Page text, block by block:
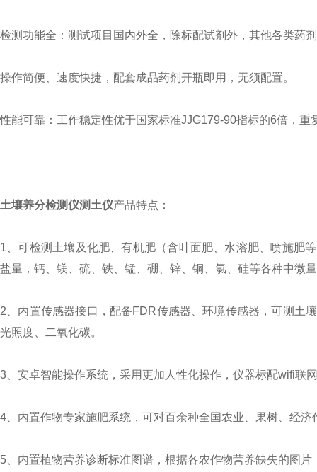
检测功能全：测试项目国内外全，除标配试剂外，其他各类药
操作简便、速度快捷，配套成品药剂开瓶即用，无须配置。
性能可靠：工作稳定性优于国家标准JJG179-90指标的6倍，
土壤养分检测仪测土仪产品特点：
1、可检测土壤及化肥、有机肥（含叶面肥、水溶肥、喷施肥
盐量，钙、镁、硫、铁、锰、硼、锌、铜、氯、硅等各种中微
2、内置传感器接口，配备FDR传感器、环境传感器，可测土
光照度、二氧化碳。
3、安卓智能操作系统，采用更加人性化操作，仪器标配wifi联
4、内置作物专家施肥系统，可对百余种全国农业、果树、经
5、内置植物营养诊断标准图谱，根据各农作物营养缺失的图